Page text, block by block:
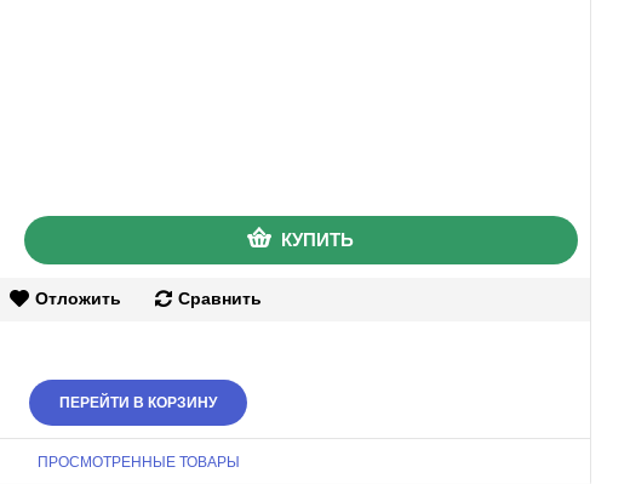
КУПИТЬ
Отложить Сравнить
ПЕРЕЙТИ В КОРЗИНУ
ПРОСМОТРЕННЫЕ ТОВАРЫ